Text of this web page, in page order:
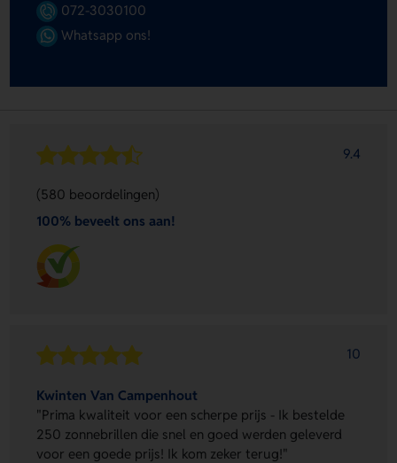
072-3030100
Whatsapp ons!
9.4
(580 beoordelingen)
100% beveelt ons aan!
10
Kwinten Van Campenhout
"Prima kwaliteit voor een scherpe prijs - Ik bestelde
250 zonnebrillen die snel en goed werden geleverd
voor een goede prijs! Ik kom zeker terug!"